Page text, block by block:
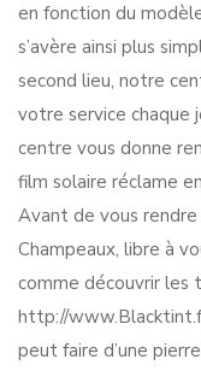
en fonction du
s’avère ainsi plus
second lieu, notre
votre service chaque
centre vous donne
film solaire réclame
Avant de vous
Champeaux, libre à
comme découvrir les
http://
peut faire d’une